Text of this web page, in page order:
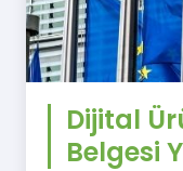
Dijital
Belgesi